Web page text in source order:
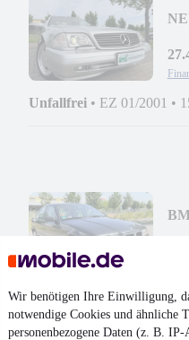
Wir benötigen Ihre Einwilligung,
notwendige Cookies und ähnliche
personenbezogene Daten (z. B.
Unfallfrei • EZ 01/2001 •
Unfallfrei•EZ 12/1991•